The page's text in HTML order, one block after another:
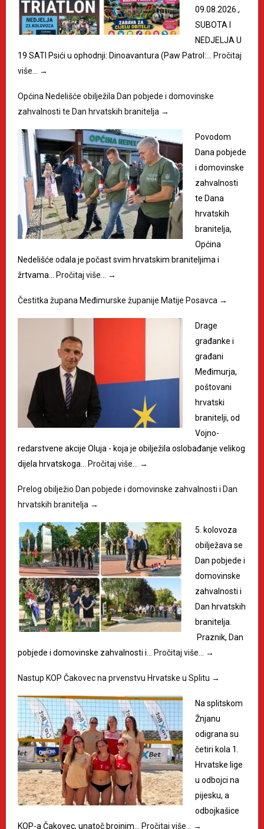
09.08.2026.,
SUBOTA I
NEDJELJA U
19 SATI Psići u ophodnji: Dinoavantura (Paw Patrol:…
Pročitaj
više…
→
Općina Nedelišće obilježila Dan pobjede i domovinske
zahvalnosti te Dan hrvatskih branitelja →
Povodom
Dana pobjede
i domovinske
zahvalnosti
te Dana
hrvatskih
branitelja,
Općina
Nedelišće odala je počast svim hrvatskim braniteljima i
žrtvama…
Pročitaj više… →
Čestitka župana Međimurske županije Matije Posavca →
Drage
građanke i
građani
Međimurja,
poštovani
hrvatski
branitelji, od
Vojno-
redarstvene akcije Oluja - koja je obilježila oslobađanje velikog
dijela hrvatskoga…
Pročitaj više… →
Prelog obilježio Dan pobjede i domovinske zahvalnosti i Dan
hrvatskih branitelja →
5. kolovoza
obilježava se
Dan pobjede i
domovinske
zahvalnosti i
Dan hrvatskih
branitelja.
Praznik, Dan
pobjede i domovinske zahvalnosti i…
Pročitaj više… →
Nastup KOP Čakovec na prvenstvu Hrvatske u Splitu →
Na splitskom
Žnjanu
odigrana su
četiri kola 1.
Hrvatske lige
u odbojci na
pijesku, a
odbojkašice
KOP-a Čakovec, unatoč brojnim…
Pročitaj više… →